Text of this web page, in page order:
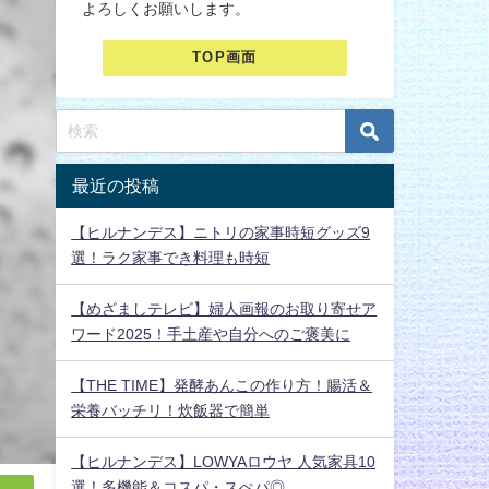
よろしくお願いします。
TOP画面
最近の投稿
【ヒルナンデス】ニトリの家事時短グッズ9
選！ラク家事でき料理も時短
【めざましテレビ】婦人画報のお取り寄せア
ワード2025！手土産や自分へのご褒美に
【THE TIME】発酵あんこの作り方！腸活＆
栄養バッチリ！炊飯器で簡単
【ヒルナンデス】LOWYAロウヤ 人気家具10